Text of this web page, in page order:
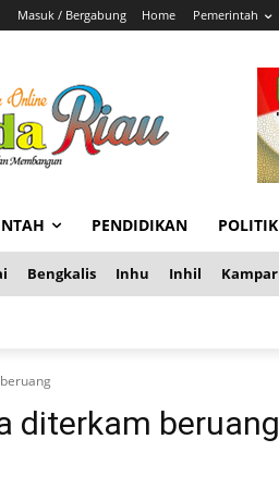
Masuk / Bergabung Home Pemerintah
PENDIDIKAN POLITIK
Bengkalis Inhu Inhil Kampar
diterkam beruang